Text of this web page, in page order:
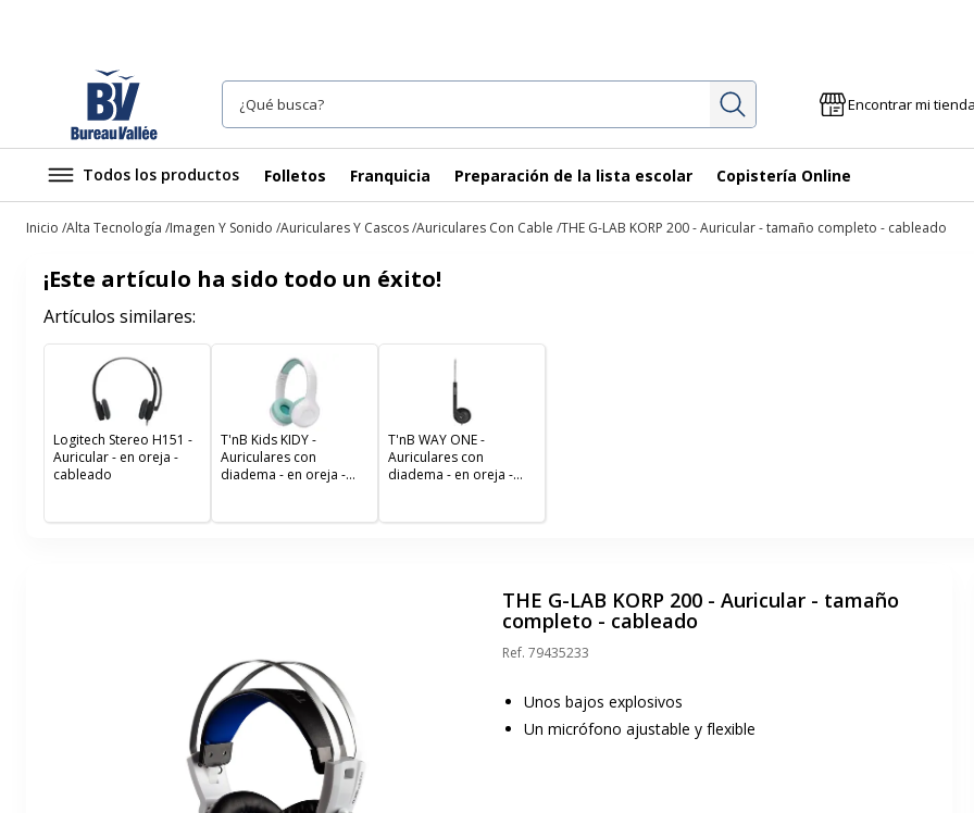
InvestigaciónEncontrar mi tienda
Todos los productos Folletos Franquicia Preparación de la lista escolar Copistería Online
Inicio Alta Tecnología Imagen Y Sonido Auriculares Y Cascos Auriculares Con Cable THE G-LAB KORP 200 - Auricular - tamaño completo - cableado
¡Este artículo ha sido todo un éxito!
Artículos similares:
Logitech Stereo H151 -
Auricular - en oreja -
cableado
T'nB Kids KIDY -
Auriculares con
diadema - en oreja -
T'nB WAY ONE -
Auriculares con
diadema - en oreja -
THE G-LAB KORP 200 - Auricular - tamaño
completo - cableado
Ref. 79435233
Unos bajos explosivos
Un micrófono ajustable y flexible